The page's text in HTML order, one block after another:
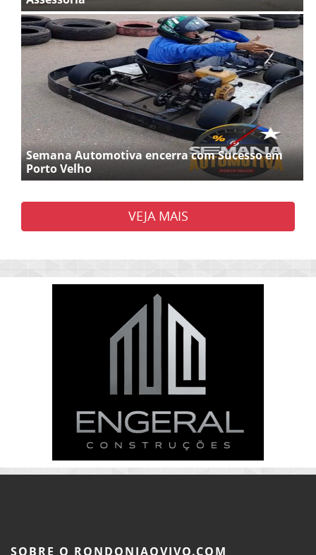
Semana Automotiva encerra com Sucesso em
Porto Velho
VEJA MAIS
SOBRE O RONDONIAOVIVO.COM